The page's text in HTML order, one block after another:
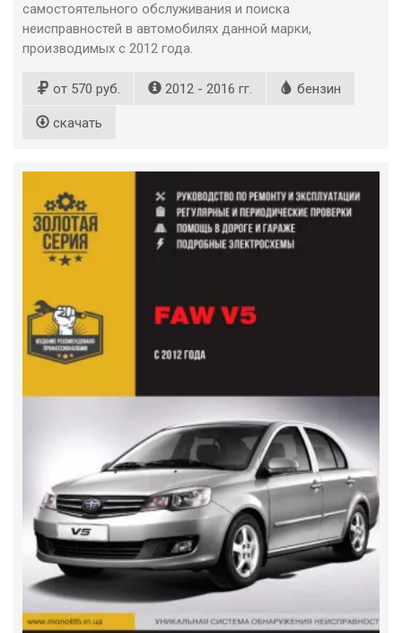
самостоятельного обслуживания и поиска
неисправностей в автомобилях данной марки,
производимых с 2012 года.
от 570 руб. 2012 - 2016 гг. бензин
скачать